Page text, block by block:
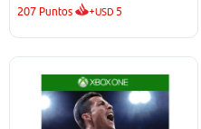
207 Puntos +USD5